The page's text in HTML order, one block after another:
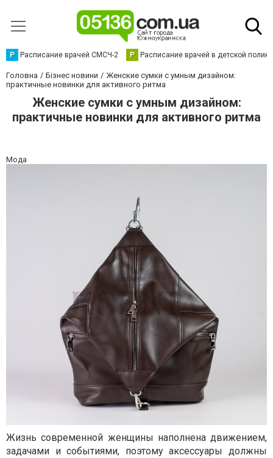
Р Расписание врачей СМСЧ-2 Р Расписание врачей в детской
Головна Бізнес новини
Женские сумки с умным дизайном:
практичные новинки для активного ритма
Женские сумки с умным дизайном:
практичные новинки для активного ритма
Мода
Жизнь современной женщины наполнена движением,
задачами и событиями, поэтому аксессуары должны